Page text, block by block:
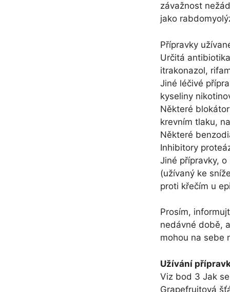
závažnost
jako
Přípravky
Určitá
itrakonazol,
Jiné léčivé
kyseliny
Některé
krevním tlaku,
Některé
Inhibitory
Jiné přípravky,
(užívaný ke
proti křečím u
Prosím,
nedávné době,
mohou na sebe
Užívání
Viz bod 3 Jak
Grapefruitová